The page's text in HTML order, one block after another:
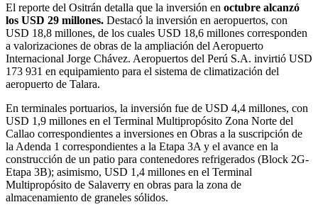
El reporte del Ositrán detalla que la inversión en octubre alcanzó
los USD 29 millones. Destacó la inversión en aeropuertos, con
USD 18,8 millones, de los cuales USD 18,6 millones corresponden
a valorizaciones de obras de la ampliación del Aeropuerto
Internacional Jorge Chávez. Aeropuertos del Perú S.A. invirtió USD
173 931 en equipamiento para el sistema de climatización del
aeropuerto de Talara.
En terminales portuarios, la inversión fue de USD 4,4 millones, con
USD 1,9 millones en el Terminal Multipropósito Zona Norte del
Callao correspondientes a inversiones en Obras a la suscripción de
la Adenda 1 correspondientes a la Etapa 3A y el avance en la
construcción de un patio para contenedores refrigerados (Block 2G-
Etapa 3B); asimismo, USD 1,4 millones en el Terminal
Multipropósito de Salaverry en obras para la zona de
almacenamiento de graneles sólidos.